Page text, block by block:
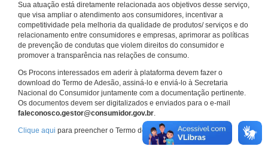
Sua atuação está diretamente relacionada aos objetivos desse serviço,
que visa ampliar o atendimento aos consumidores, incentivar a
competitividade pela melhoria da qualidade de produtos/ serviços e do
relacionamento entre consumidores e empresas, aprimorar as políticas
de prevenção de condutas que violem direitos do consumidor e
promover a transparência nas relações de consumo.
Os Procons interessados em aderir à plataforma devem fazer o
download do Termo de Adesão, assiná-lo e enviá-lo à Secretaria
Nacional do Consumidor juntamente com a documentação pertinente.
Os documentos devem ser digitalizados e enviados para o e-mail
faleconosco.gestor@consumidor.gov.br.
Clique aqui para preencher o Termo de Adesão.